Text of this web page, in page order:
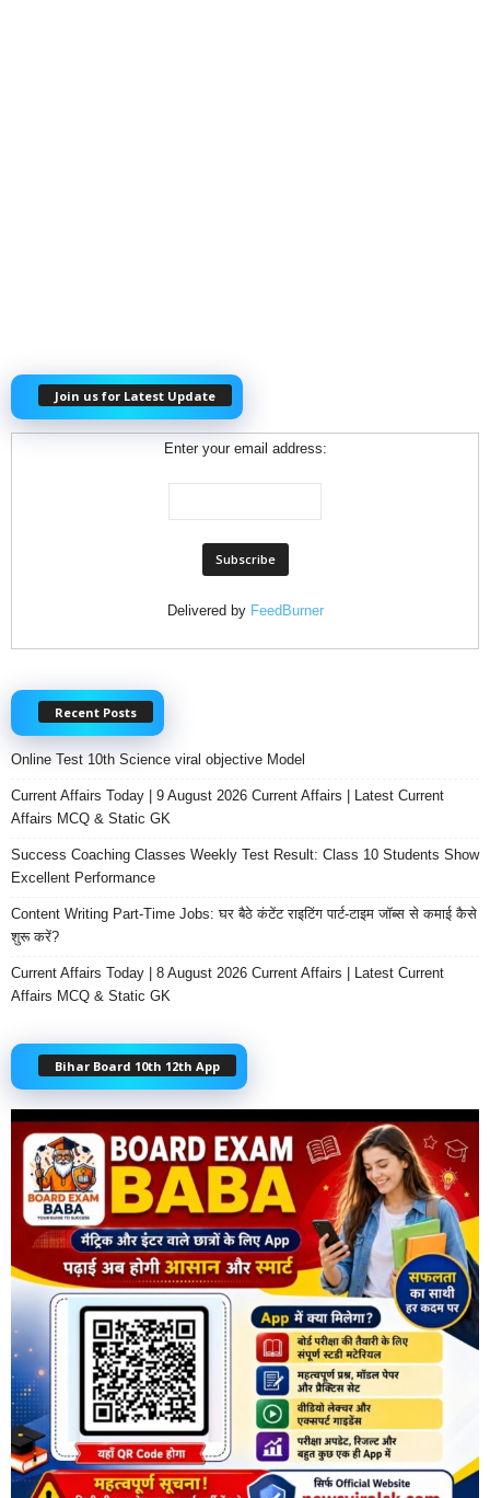
Join us for Latest Update
Enter your email address:
Delivered by FeedBurner
Recent Posts
Online Test 10th Science viral objective Model
Current Affairs Today | 9 August 2026 Current Affairs | Latest Current
Affairs MCQ & Static GK
Success Coaching Classes Weekly Test Result: Class 10 Students Show
Excellent Performance
Content Writing Part-Time Jobs: घर बैठे कंटेंट राइटिंग पार्ट-टाइम जॉब्स से कमाई कैसे
शुरू करें?
Current Affairs Today | 8 August 2026 Current Affairs | Latest Current
Affairs MCQ & Static GK
Bihar Board 10th 12th App